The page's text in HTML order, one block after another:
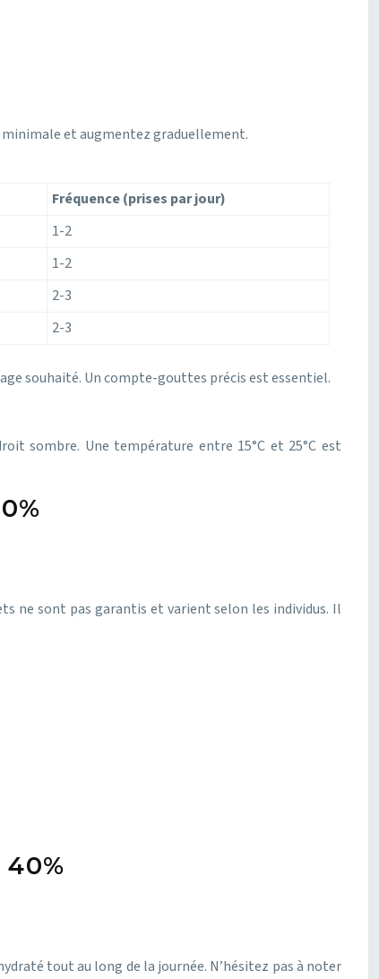
minimale et augmentez graduellement.
Fréquence (prises par jour)
1-2
1-2
2-3
2-3
souhaité. Un compte-gouttes précis est essentiel.
sombre. Une température entre 15°C et 25°C est
ne sont pas garantis et varient selon les individus. Il
tout au long de la journée. N’hésitez pas à noter